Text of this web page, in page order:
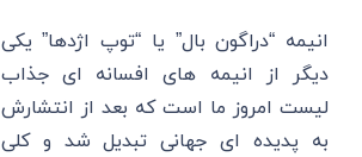
انیمه “دراگون بال” یا “توپ اژدها” یکی
دیگر از انیمه های افسانه ای جذاب
لیست امروز ما است که بعد از انتشارش
به پدیده ای جهانی تبدیل شد و کلی